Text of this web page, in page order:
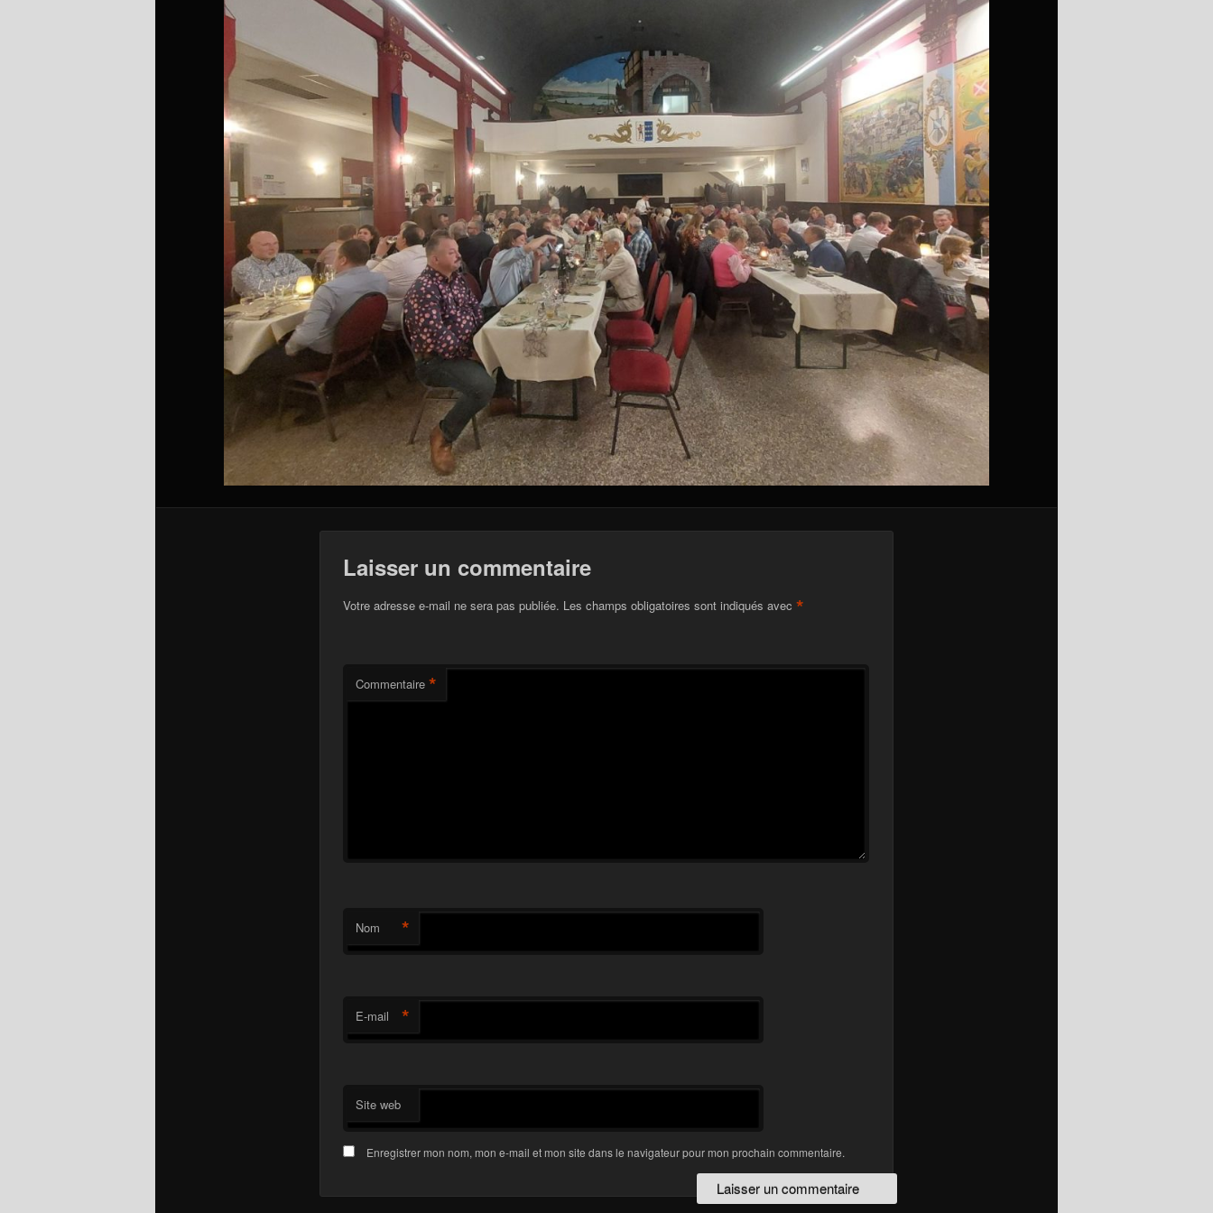
Laisser un commentaire
Votre adresse e-mail ne sera pas publiée. Les champs obligatoires sont indiqués avec *
Commentaire *
Nom *
E-mail *
Site web
Enregistrer mon nom, mon e-mail et mon site dans le navigateur pour mon prochain commentaire.